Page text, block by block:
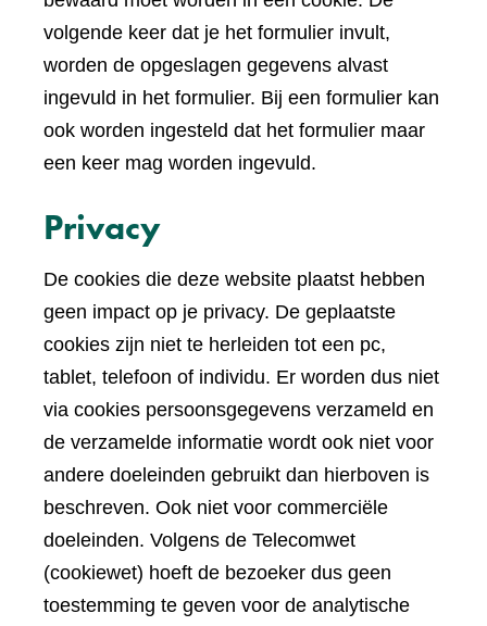
volgende keer dat je het formulier invult,
worden de opgeslagen gegevens alvast
ingevuld in het formulier. Bij een formulier kan
ook worden ingesteld dat het formulier maar
een keer mag worden ingevuld.
Privacy
De cookies die deze website plaatst hebben
geen impact op je privacy. De geplaatste
cookies zijn niet te herleiden tot een pc,
tablet, telefoon of individu. Er worden dus niet
via cookies persoonsgegevens verzameld en
de verzamelde informatie wordt ook niet voor
andere doeleinden gebruikt dan hierboven is
beschreven. Ook niet voor commerciële
doeleinden. Volgens de Telecomwet
(cookiewet) hoeft de bezoeker dus geen
toestemming te geven voor de analytische